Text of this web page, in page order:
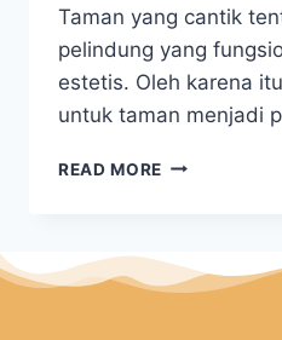
Taman yang cantik
pelindung yang
estetis. Oleh karena
untuk taman menjadi
READ MORE